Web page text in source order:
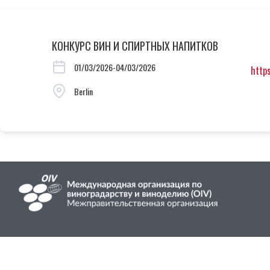
КОНКУРС ВИН И СПИРТНЫХ НАПИТКОВ
01/03/2026-04/03/2026
Berlin